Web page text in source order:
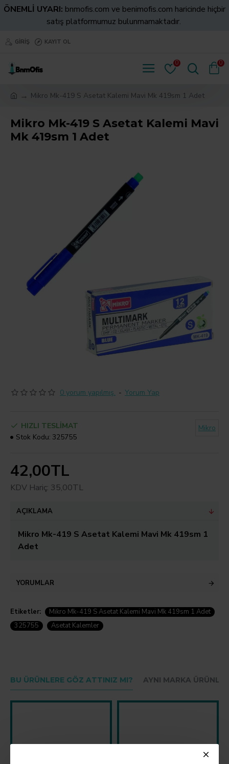
ÖNEMLİ UYARI: bnmofis.com ve benimofis.com haricinde hiçbir
satış platformumuz bulunmamaktadır.
GIRIŞ KAYIT OL
0 0
Mikro Mk-419 S Asetat Kalemi Mavi Mk 419sm 1 Adet
Mikro Mk-419 S Asetat Kalemi Mavi
Mk 419sm 1 Adet
0 yorum yapılmış. - Yorum Yap
42,00TL
KDV Hariç: 35,00TL
HIZLI TESLIMAT
Stok Kodu: 325755
Mikro
AÇIKLAMA
Mikro Mk-419 S Asetat Kalemi Mavi Mk 419sm 1
Adet
YORUMLAR
Etiketler:
Mikro Mk-419 S Asetat Kalemi Mavi Mk 419sm 1 Adet
325755
Asetat Kalemler
BU ÜRÜNLERE GÖZ ATTINIZ MI? AYNI MARKA ÜRÜNLER